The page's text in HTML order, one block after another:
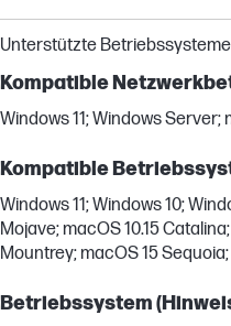
Unterstützte Betriebssysteme
Kompatible
Windows 11; Windows Server;
Kompatible
Windows 11; Windows 10;
Mojave; macOS 10.15
Mountrey; macOS 15
Betriebssystem